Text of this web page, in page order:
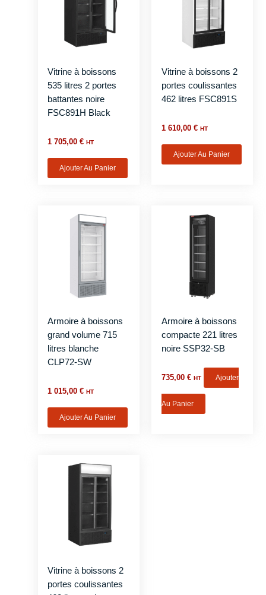
Vitrine à boissons
535 litres 2 portes
battantes noire
FSC891H Black
1 705,00€ HT
Ajouter Au Panier
Vitrine à boissons 2
portes coulissantes
462 litres FSC891S
1 610,00 € HT
Ajouter Au Panier
Armoire à boissons
grand volume 715
litres blanche
CLP72-SW
1 015,00€ HT
Ajouter Au Panier
Armoire à boissons
compacte 221 litres
noire SSP32-SB
735,00 € HT Ajouter
Au Panier
Vitrine à boissons 2
portes coulissantes